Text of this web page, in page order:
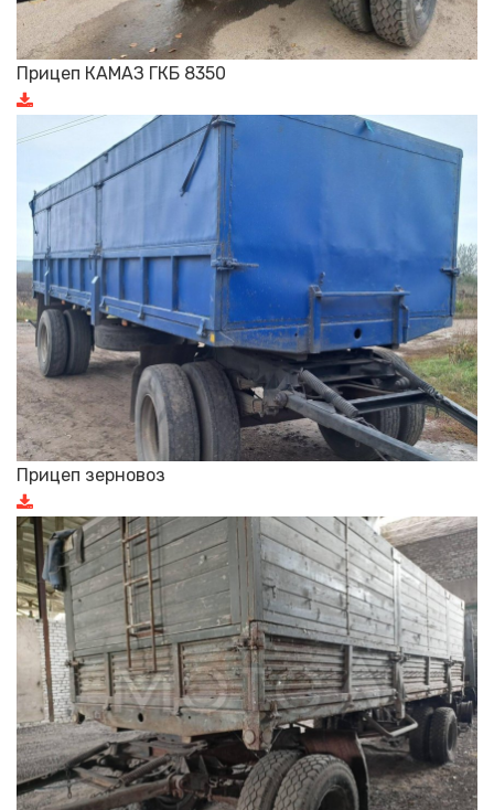
Прицеп КАМАЗ ГКБ 8350
Прицеп зерновоз